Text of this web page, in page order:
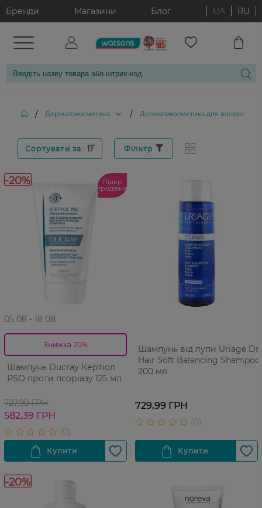
Бренди Магазини Блог UA RU
/ Дерматокосметика / Дерматокосметика для волосся
Сортувати за: Фільтр
-20% Лідер
продажів
05 08 - 18 08
Знижка 20%
Шампунь Ducray Кертіол
PSO проти псоріазу 125 мл
727,99 ГРН
582,39 ГРН
Шампунь від лупи Uriage Ds
Hair Soft Balancing Shampoo
200 мл
729,99 ГРН
-20%